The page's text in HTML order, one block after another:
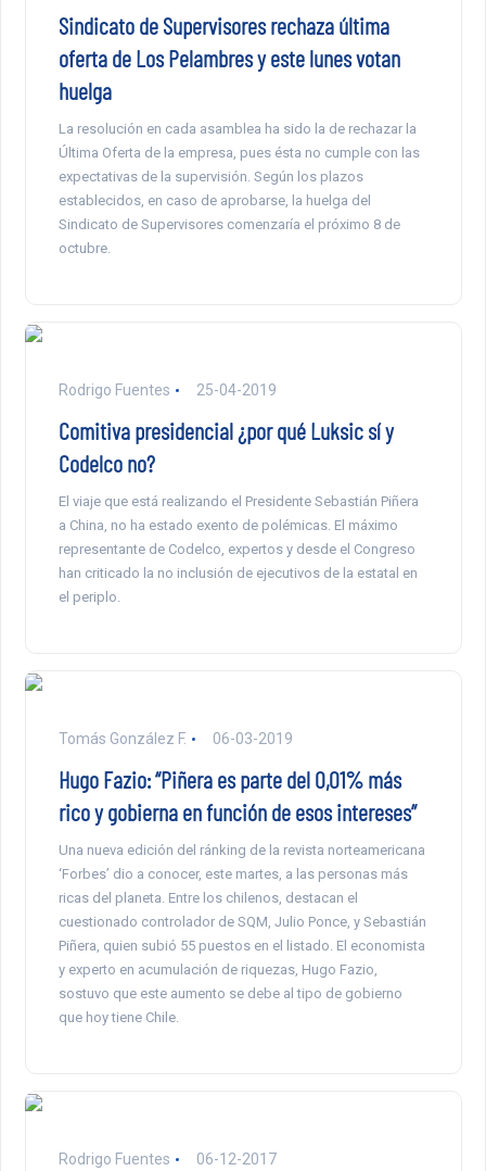
Sindicato de Supervisores rechaza última
oferta de Los Pelambres y este lunes votan
huelga
La resolución en cada asamblea ha sido la de rechazar la
Última Oferta de la empresa, pues ésta no cumple con las
expectativas de la supervisión. Según los plazos
establecidos, en caso de aprobarse, la huelga del
Sindicato de Supervisores comenzaría el próximo 8 de
octubre.
Rodrigo Fuentes 25-04-2019
Comitiva presidencial ¿por qué Luksic sí y
Codelco no?
El viaje que está realizando el Presidente Sebastián Piñera
a China, no ha estado exento de polémicas. El máximo
representante de Codelco, expertos y desde el Congreso
han criticado la no inclusión de ejecutivos de la estatal en
el periplo.
Tomás González F. 06-03-2019
Hugo Fazio: “Piñera es parte del 0,01% más
rico y gobierna en función de esos intereses”
Una nueva edición del ránking de la revista norteamericana
‘Forbes’ dio a conocer, este martes, a las personas más
ricas del planeta. Entre los chilenos, destacan el
cuestionado controlador de SQM, Julio Ponce, y Sebastián
Piñera, quien subió 55 puestos en el listado. El economista
y experto en acumulación de riquezas, Hugo Fazio,
sostuvo que este aumento se debe al tipo de gobierno
que hoy tiene Chile.
Rodrigo Fuentes 06-12-2017